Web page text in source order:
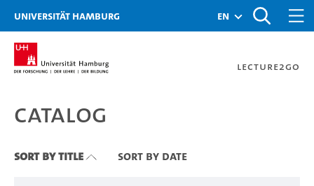
Zu den Filtern
Zur Metanavigation
Zur Hauptnavigation
Zur Suche
Zum Inhalt
Zum Seitenfuss
Universität Hamburg en
Lecture2Go
Catalog
Catalog
Sort By Title Sort By Date